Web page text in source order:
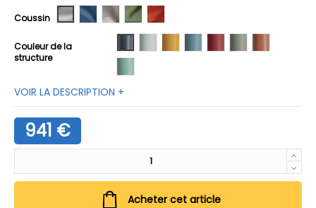
Coussin A02 A06 A21 B02 B04
Couleur de la
structure
VOIR LA DESCRIPTION +
941 €
Acheter cet article